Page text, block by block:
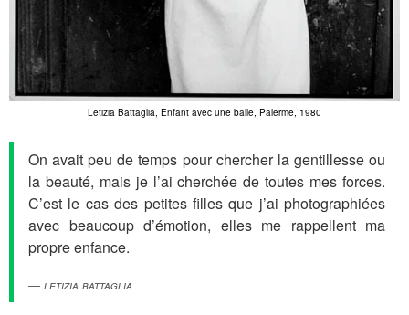
Letizia Battaglia, Enfant avec une balle, Palerme, 1980
On avait peu de temps pour chercher la gentillesse ou
la beauté, mais je l’ai cherchée de toutes mes forces.
C’est le cas des petites filles que j’ai photographiées
avec beaucoup d’émotion, elles me rappellent ma
propre enfance.
Letizia Battaglia